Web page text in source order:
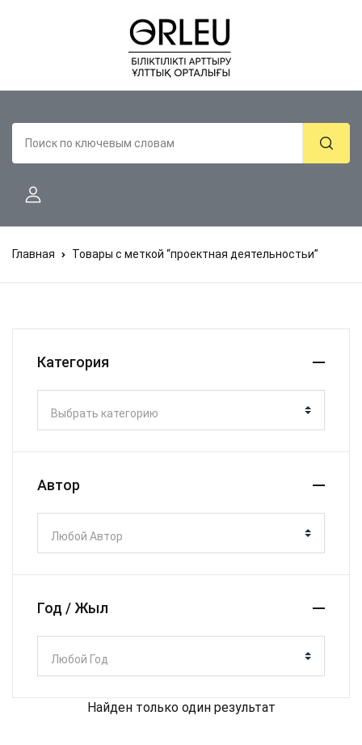
Главная Товары с меткой “проектная деятельностьи”
Найден только один результат
Категория
Выбрать категорию
Автор
Любой Автор
Год / Жыл
Любой Год